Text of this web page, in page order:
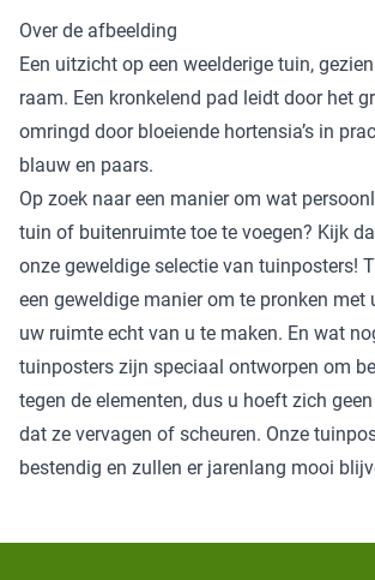
Over de afbeelding
Een uitzicht op een weelderige tuin,
raam. Een kronkelend pad leidt door het
omringd door bloeiende hortensia’s in
blauw en paars.
Op zoek naar een manier om wat
tuin of buitenruimte toe te voegen? Kijk
onze geweldige selectie van tuinposters!
een geweldige manier om te pronken met
uw ruimte echt van u te maken. En wat
tuinposters zijn speciaal ontworpen om
tegen de elementen, dus u hoeft zich
dat ze vervagen of scheuren. Onze
bestendig en zullen er jarenlang mooi